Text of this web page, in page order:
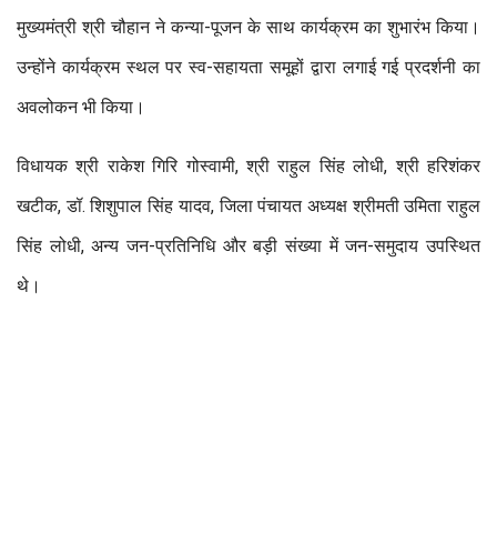
मुख्यमंत्री श्री चौहान ने कन्या-पूजन के साथ कार्यक्रम का शुभारंभ किया।
उन्होंने कार्यक्रम स्थल पर स्व-सहायता समूहों द्वारा लगाई गई प्रदर्शनी का
अवलोकन भी किया।
विधायक श्री राकेश गिरि गोस्वामी, श्री राहुल सिंह लोधी, श्री हरिशंकर
खटीक, डॉ. शिशुपाल सिंह यादव, जिला पंचायत अध्यक्ष श्रीमती उमिता राहुल
सिंह लोधी, अन्य जन-प्रतिनिधि और बड़ी संख्या में जन-समुदाय उपस्थित
थे।